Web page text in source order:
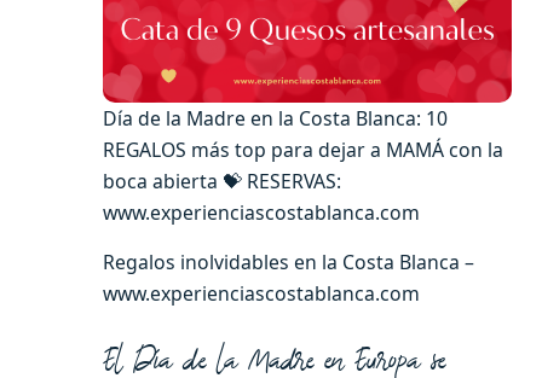
Día de la Madre en la Costa Blanca: 10
REGALOS más top para dejar a MAMÁ con la
boca abierta 💝 RESERVAS:
www.experienciascostablanca.com
Regalos inolvidables en la Costa Blanca –
www.experienciascostablanca.com
El Día de la Madre en Europa se